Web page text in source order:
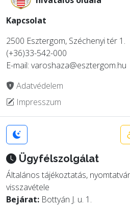
Kapcsolat
2500 Esztergom, Széchenyi tér 1.
(+36)33-542-000
E-mail: varoshaza@esztergom.hu
Adatvédelem
Impresszum
Ügyfélszolgálat
Általános tájékoztatás,
visszavétele
Bejárat: Bottyán J. u. 1.